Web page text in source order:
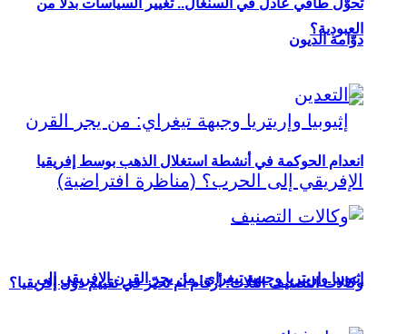
العبودية؟
إثيوبيا وإريتريا وجبهة تيغراي: من يجر القرن الإفريقي إلى
تحوُّل طاقي عادل في السنغال.. تغيير السياسات بدلاً من
دوّامة الديون
انعدام الحوكمة في أنشطة استغلال الذهب بوسط إفريقيا
وكالات التصنيف الثلاث: أرقام أم تحيّز في تقييم دول إفريقيا؟